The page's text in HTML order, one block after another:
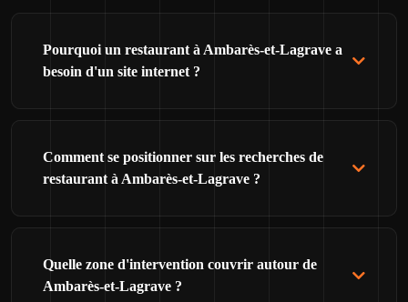
Pourquoi un restaurant à Ambarès-et-Lagrave a
besoin d'un site internet ?
Comment se positionner sur les recherches de
restaurant à Ambarès-et-Lagrave ?
Quelle zone d'intervention couvrir autour de
Ambarès-et-Lagrave ?